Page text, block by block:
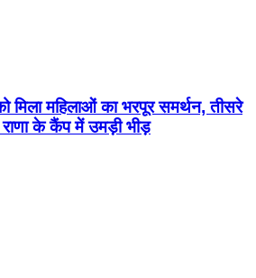
मिला महिलाओं का भरपूर समर्थन, तीसरे
के कैंप में उमड़ी भीड़